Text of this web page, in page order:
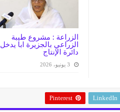
الزراعة : مشروع طيبة
الزراعي بالجزيرة ابا يدخل
دائرة الإنتاج
3 يونيو، 2026
LinkedIn
Pinterest